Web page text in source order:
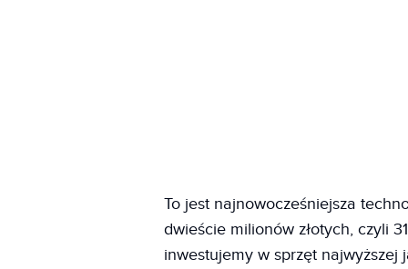
To jest najnowocześniejsza
dwieście milionów złotych, czyli
inwestujemy w sprzęt najwyższej